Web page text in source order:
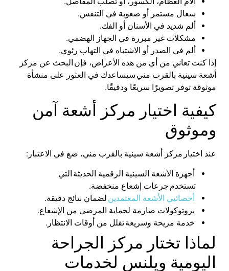
سعال مستمر أو صعوبة في التنفس.
ألم شديد في الأسنان أو الفك.
مشكلات غير مبررة في الجهاز الهضمي.
ألم في الصدر أو الاشتباه في التهاب رئوي.
إذا كنت تعاني من أي من هذه الأعراض، فإن البحث عن مركز
أشعة سينية بالقرب مني سيساعدك في العثور على منشأة
موثوقة توفر تصويرًا سريعًا ودقيقًا.
كيفية اختيار مركز أشعة آمن
وموثوق
عند اختيار مركز أشعة سينية بالقرب مني، ضع في الاعتبار :
أجهزة الأشعة السينية الرقمية الحديثة التي
تستخدم جرعات إشعاع منخفضة.
أخصائيي الأشعة المعتمدين لضمان نتائج دقيقة.
بروتوكولات صارمة لحماية المرضى من الإشعاع.
خدمة مريحة وسريعةتقلل من أوقات الانتظار .
لماذا تختار مركز الجراحة
اليومية ويلنس لخدمات